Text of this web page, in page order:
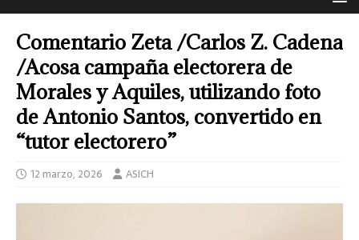
Comentario Zeta /Carlos Z. Cadena
/Acosa campaña electorera de
Morales y Aquiles, utilizando foto
de Antonio Santos, convertido en
“tutor electorero”
12 marzo, 2026 ASICH